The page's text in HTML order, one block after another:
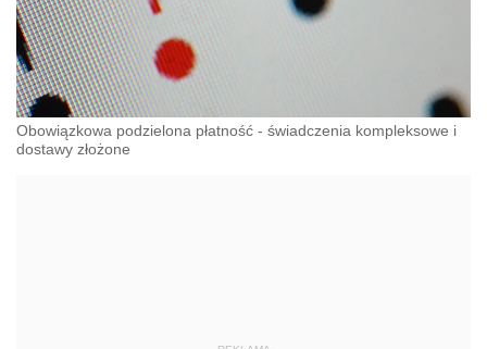
Obowiązkowa podzielona płatność - świadczenia kompleksowe i
dostawy złożone